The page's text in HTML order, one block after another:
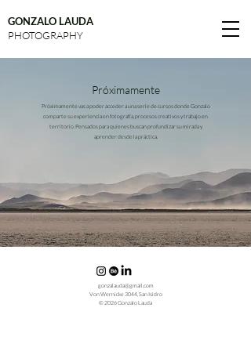
GONZALO LAUDA
PHOTOGRAPHY
Próximamente
Próximamente vas a poder acceder a una serie de cursos donde Gonzalo
comparte su experiencia en fotografía, procesos creativos y trabajo en
territorio. Pensados para quienes buscan profundizar su mirada y
aprender desde la práctica.
gonzalauda@gmail.com
Von Wernicke 3044, San Isidro
© 2026 Gonzalo Lauda